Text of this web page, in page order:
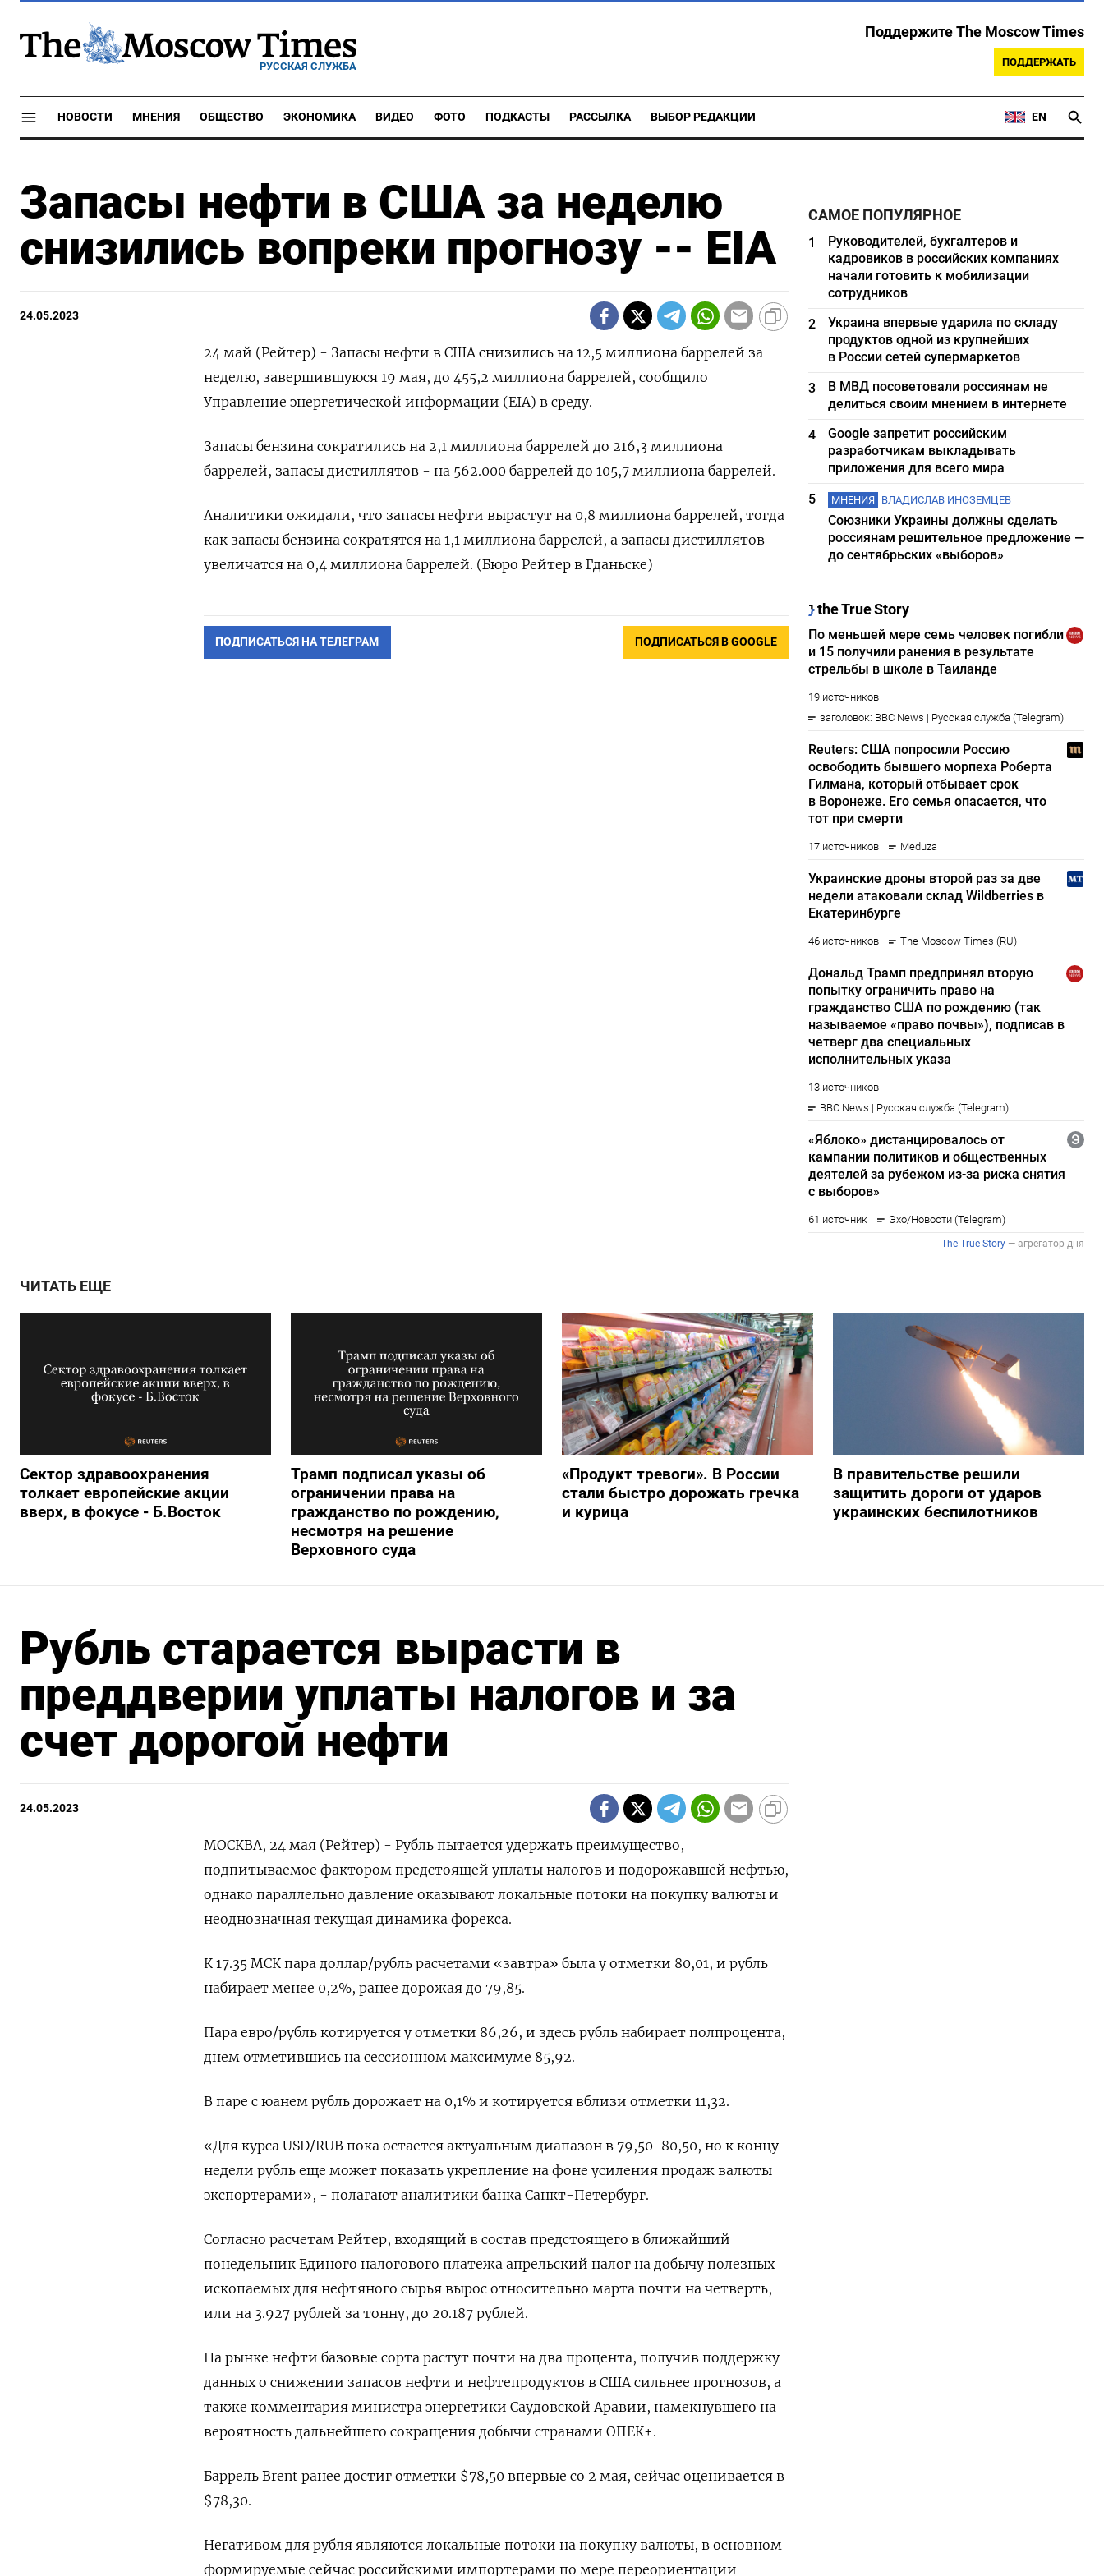
РУССКАЯ СЛУЖБА
Поддержите The Moscow Times
ПОДДЕРЖАТЬ
НОВОСТИ МНЕНИЯ ОБЩЕСТВО ЭКОНОМИКА ВИДЕО ФОТО ПОДКАСТЫ РАССЫЛКА ВЫБОР РЕДАКЦИИ EN
Запасы нефти в США за неделю
снизились вопреки прогнозу -- EIA
24.05.2023
24 май (Рейтер) - Запасы нефти в США снизились на 12,5 миллиона баррелей за
неделю, завершившуюся 19 мая, до 455,2 миллиона баррелей, сообщило
Управление энергетической информации (EIA) в среду.
Запасы бензина сократились на 2,1 миллиона баррелей до 216,3 миллиона
баррелей, запасы дистиллятов - на 562.000 баррелей до 105,7 миллиона баррелей.
Аналитики ожидали, что запасы нефти вырастут на 0,8 миллиона баррелей, тогда
как запасы бензина сократятся на 1,1 миллиона баррелей, а запасы ​дистиллятов
увеличатся на 0,4 миллиона баррелей​. (Бюро Рейтер в Гданьске)
ПОДПИСАТЬСЯ НА ТЕЛЕГРАМ ПОДПИСАТЬСЯ В GOOGLE
САМОЕ ПОПУЛЯРНОЕ
1
Руководителей, бухгалтеров и
кадровиков в российских компаниях
начали готовить к мобилизации
сотрудников
2
Украина впервые ударила по складу
продуктов одной из крупнейших
в России сетей супермаркетов
3
В МВД посоветовали россиянам не
делиться своим мнением в интернете
4
Google запретит российским
разработчикам выкладывать
приложения для всего мира
5
МНЕНИЯ ВЛАДИСЛАВ ИНОЗЕМЦЕВ
Союзники Украины должны сделать
россиянам решительное предложение —
до сентябрьских «выборов»
ЧИТАТЬ ЕЩЕ
Сектор здравоохранения
толкает европейские акции
вверх, в фокусе - Б.Восток
Трамп подписал указы об
ограничении права на
гражданство по рождению,
несмотря на решение
Верховного суда
«Продукт тревоги». В России
стали быстро дорожать гречка
и курица
В правительстве решили
защитить дороги от ударов
украинских беспилотников
Рубль старается вырасти в
преддверии уплаты налогов и за
счет дорогой нефти
24.05.2023
МОСКВА, 24 мая (Рейтер) - Рубль пытается удержать преимущество,
подпитываемое фактором предстоящей уплаты налогов и подорожавшей нефтью,
однако параллельно давление оказывают локальные потоки на покупку валюты и
неоднозначная текущая динамика форекса.
К 17.35 МСК пара доллар/рубль расчетами «завтра» была у отметки 80,01, и рубль
набирает менее 0,2%, ранее дорожая до 79,85.
Пара евро/рубль котируется у отметки 86,26, и здесь рубль набирает полпроцента,
днем отметившись на сессионном максимуме 85,92.
В паре с юанем рубль дорожает на 0,1% и котируется вблизи отметки 11,32.
«Для курса USD/RUB пока остается актуальным диапазон в 79,50-80,50, но к концу
недели рубль еще может показать укрепление на фоне усиления продаж валюты
экспортерами», - полагают аналитики банка Санкт-Петербург.
Согласно расчетам Рейтер, входящий в состав предстоящего в ближайший
понедельник Единого налогового платежа апрельский налог на добычу полезных
ископаемых для нефтяного сырья вырос относительно марта почти на четверть,
или на 3.927 рублей за тонну, до 20.187 рублей.
На рынке нефти базовые сорта растут почти на два процента, получив поддержку
данных о снижении запасов нефти и нефтепродуктов в США сильнее прогнозов, а
также комментария министра энергетики Саудовской Аравии, намекнувшего на
вероятность дальнейшего сокращения добычи странами ОПЕК+.
Баррель Brent ранее достиг отметки $78,50 впервые со 2 мая, сейчас оценивается в
$78,30.
Негативом для рубля являются локальные потоки на покупку валюты, в основном
формируемые сейчас российскими импортерами по мере переориентации